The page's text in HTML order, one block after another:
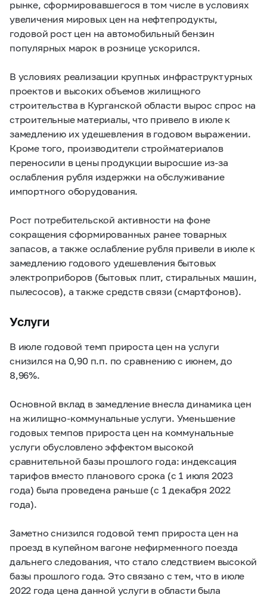
рынке, сформировавшегося в том числе в условиях
увеличения мировых цен на нефтепродукты,
годовой рост цен на автомобильный бензин
популярных марок в рознице ускорился.
В условиях реализации крупных инфраструктурных
проектов и высоких объемов жилищного
строительства в Курганской области вырос спрос на
строительные материалы, что привело в июле к
замедлению их удешевления в годовом выражении.
Кроме того, производители стройматериалов
переносили в цены продукции выросшие из-за
ослабления рубля издержки на обслуживание
импортного оборудования.
Рост потребительской активности на фоне
сокращения сформированных ранее товарных
запасов, а также ослабление рубля привели в июле к
замедлению годового удешевления бытовых
электроприборов (бытовых плит, стиральных машин,
пылесосов), а также средств связи (смартфонов).
Услуги
В июле годовой темп прироста цен на услуги
снизился на 0,90 п.п. по сравнению с июнем, до
8,96%.
Основной вклад в замедление внесла динамика цен
на жилищно-коммунальные услуги. Уменьшение
годовых темпов прироста цен на коммунальные
услуги обусловлено эффектом высокой
сравнительной базы прошлого года: индексация
тарифов вместо планового срока (с 1 июля 2023
года) была проведена раньше (с 1 декабря 2022
года).
Заметно снизился годовой темп прироста цен на
проезд в купейном вагоне нефирменного поезда
дальнего следования, что стало следствием высокой
базы прошлого года. Это связано с тем, что в июле
2022 года цена данной услуги в области была